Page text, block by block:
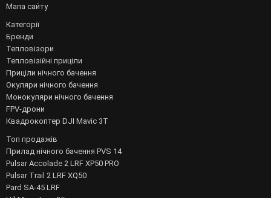
Мапа сайту
Категорії
Бренди
Тепловізори
Тепловізійні приціли
Приціли нічного бачення
Окуляри нічного бачення
Монокуляри нічного бачення
FPV-дрони
Квадрокоптер DJI Mavic 3T
Топ продажів
Прилад нічного бачення PVS 14
Pulsar Accolade 2 LRF XP50 PRO
Pulsar Trail 2 LRF XQ50
Pard SA-45 LRF